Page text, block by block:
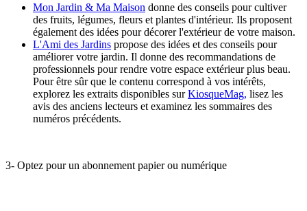
Mon Jardin & Ma Maison donne des conseils pour cultiver
des fruits, légumes, fleurs et plantes d'intérieur. Ils proposent
également des idées pour décorer l'extérieur de votre maison.
L'Ami des Jardins propose des idées et des conseils pour
améliorer votre jardin. Il donne des recommandations de
professionnels pour rendre votre espace extérieur plus beau.
Pour être sûr que le contenu correspond à vos intérêts,
explorez les extraits disponibles surKiosqueMag, lisez les
avis des anciens lecteurs et examinez les sommaires des
numéros précédents.
3- Optez pour un abonnement papier ou numérique